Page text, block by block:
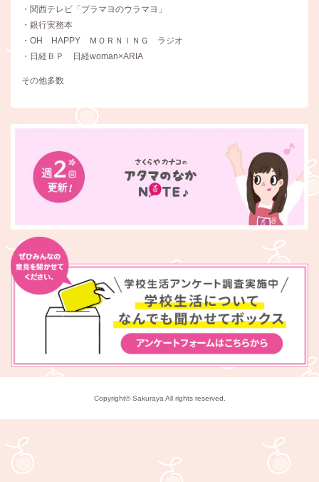
・関西テレビ「ブラマヨのウラマヨ」
・銀行実務本
・OH HAPPY ＭＯＲＮＩＮＧ ラジオ
・日経ＢＰ 日経woman×ARIA
その他多数
Copyright© Sakuraya All rights reserved.